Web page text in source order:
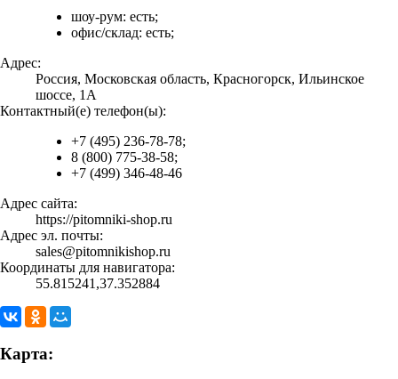
шоу-рум: есть;
офис/склад: есть;
Адрес:
Россия, Московская область, Красногорск, Ильинское
шоссе, 1А
Контактный(е) телефон(ы):
+7 (495) 236-78-78;
8 (800) 775-38-58;
+7 (499) 346-48-46
Адрес сайта:
https://pitomniki-shop.ru
Адрес эл. почты:
sales@pitomnikishop.ru
Координаты для навигатора:
55.815241,37.352884
Карта: